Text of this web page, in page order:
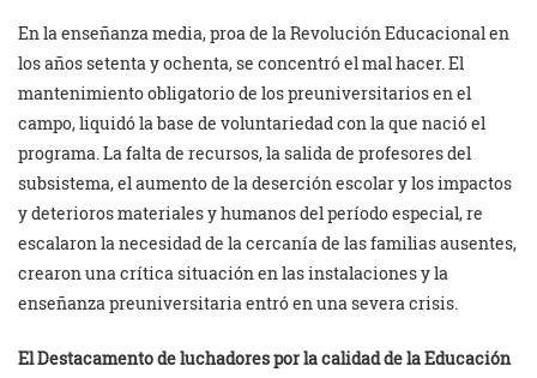
En la enseñanza media, proa de la Revolución Educacional en
los años setenta y ochenta, se concentró el mal hacer. El
mantenimiento obligatorio de los preuniversitarios en el
campo, liquidó la base de voluntariedad con la que nació el
programa. La falta de recursos, la salida de profesores del
subsistema, el aumento de la deserción escolar y los impactos
y deterioros materiales y humanos del período especial, re
escalaron la necesidad de la cercanía de las familias ausentes,
crearon una crítica situación en las instalaciones y la
enseñanza preuniversitaria entró en una severa crisis.
El Destacamentode luchadorespor la calidad de la Educación